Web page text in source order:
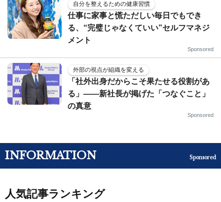
自分を整えるための健康習慣
仕事に家事と慌ただしい毎日でもでき
る、“完璧じゃなくていい”セルフマネジ
メント
Sponsored
外部の視点が組織を変える
「社外出身だからこそ果たせる役割があ
る」――新社長が掲げた「つなぐこと」
の真意
Sponsored
INFORMATION Sponsored
人気記事ランキング